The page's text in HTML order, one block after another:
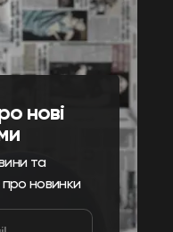
нові
та
новинки